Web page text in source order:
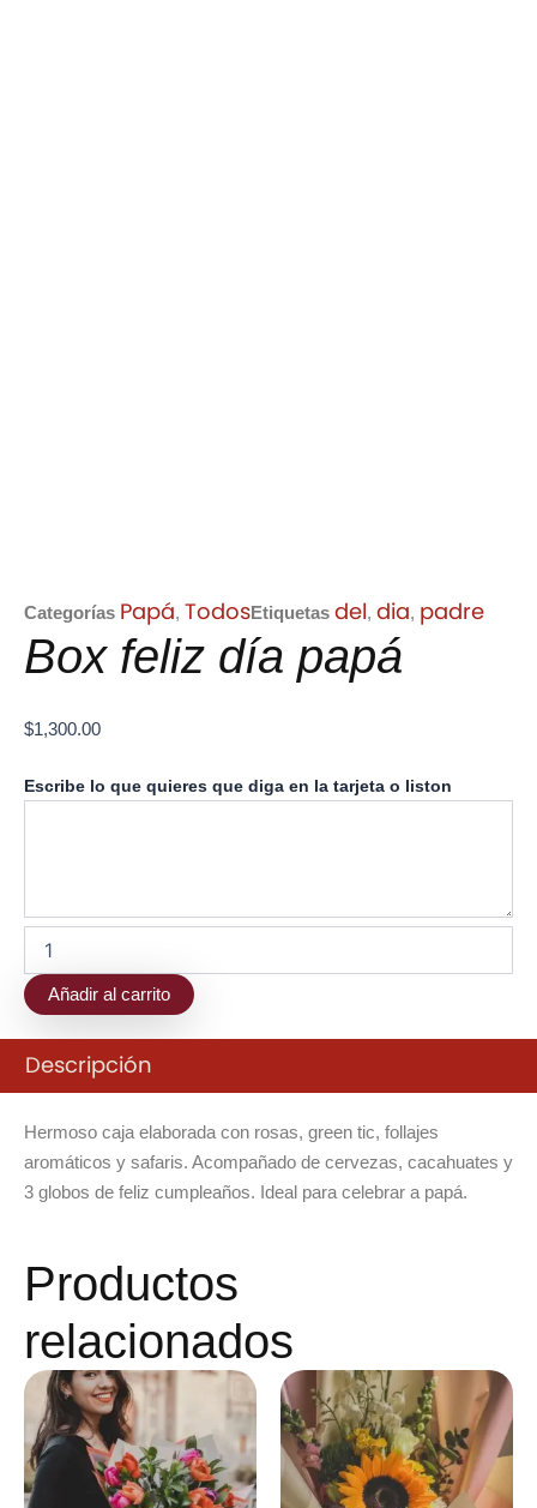
Categorías Papá, TodosEtiquetas del, dia, padre
Box feliz día papá
$1,300.00
Escribe lo que quieres que diga en la tarjeta o liston
Box
feliz
Añadir al carrito
Descripción
Hermoso caja elaborada con rosas, green tic, follajes
aromáticos y safaris. Acompañado de cervezas, cacahuates y
3 globos de feliz cumpleaños. Ideal para celebrar a papá.
Productos
relacionados